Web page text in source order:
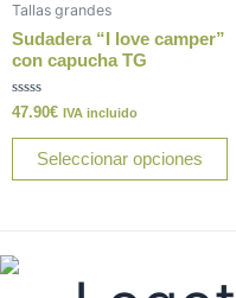
Tallas grandes
Sudadera “I love camper”
con capucha TG
Valorado
con
0
47.90€ IVA incluido
Seleccionar opciones
se